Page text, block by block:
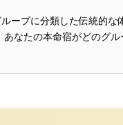
ープに分類した伝統的な
なたの本命宿がどのグル